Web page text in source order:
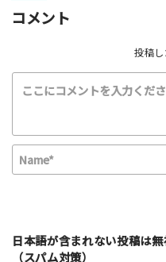
コメント
投稿
i日本語が含まれない投稿は
（スパム対策）